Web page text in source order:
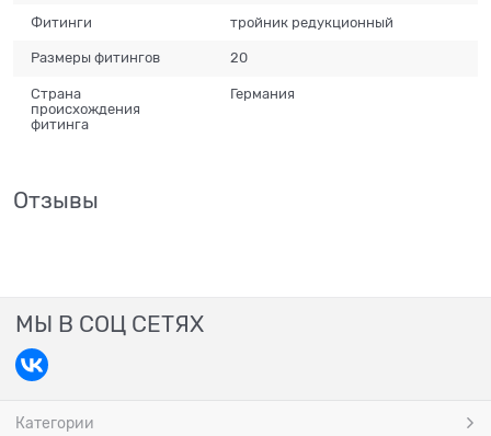
Фитинги тройник редукционный
Размеры фитингов 20
Страна
происхождения
фитинга
Германия
Отзывы
МЫ В СОЦ СЕТЯХ
Категории